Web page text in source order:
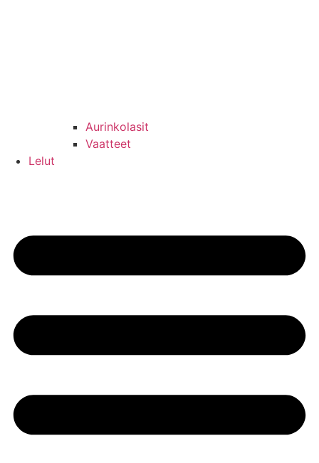
Aurinkolasit
Vaatteet
Lelut